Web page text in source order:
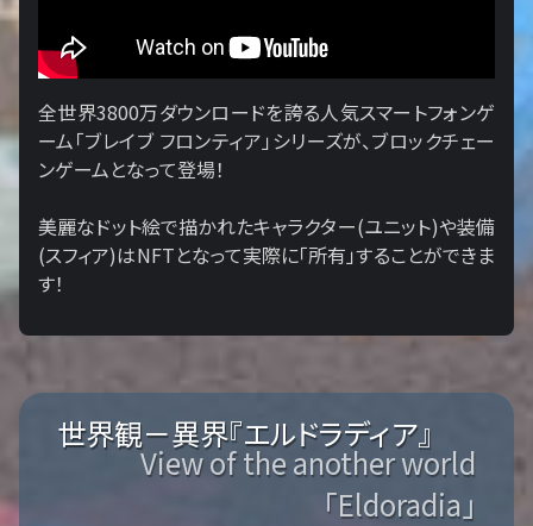
全世界3800万ダウンロードを誇る人気スマートフォンゲ
ーム「ブレイブ フロンティア」シリーズが、ブロックチェー
ンゲームとなって登場！
美麗なドット絵で描かれたキャラクター(ユニット)や装備
(スフィア)はNFTとなって実際に「所有」することができま
す！
世界観－異界『エルドラディア』
View of the another world
「Eldoradia」